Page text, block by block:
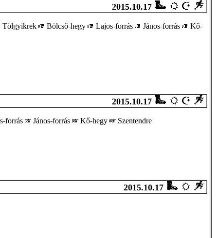
2015.10.17
Tölgyikrek Bölcső-hegy Lajos-forrás János-forrás
Kő-
2015.10.17
forrás János-forrás Kő-hegy
Szentendre
2015.10.17